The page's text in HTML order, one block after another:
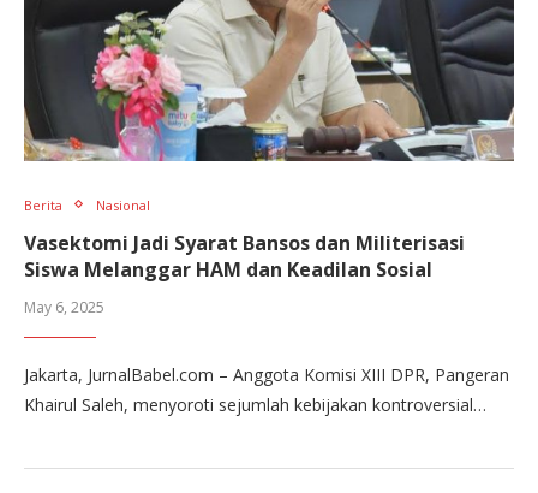
Berita Nasional
Vasektomi Jadi Syarat Bansos dan Militerisasi
Siswa Melanggar HAM dan Keadilan Sosial
May 6, 2025
Jakarta, JurnalBabel.com – Anggota Komisi XIII DPR, Pangeran
Khairul Saleh, menyoroti sejumlah kebijakan kontroversial…